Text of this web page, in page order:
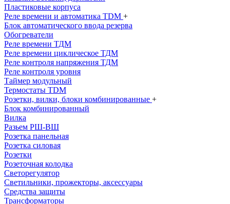
Пластиковые корпуса
Реле времени и автоматика TDM +
Блок автоматического ввода резерва
Обогреватели
Реле времени ТДМ
Реле времени циклическое ТДМ
Реле контроля напряжения ТДМ
Реле контроля уровня
Таймер модульный
Термостаты TDM
Розетки, вилки, блоки комбинированные +
Блок комбинированный
Вилка
Разьем РШ-ВШ
Розетка панельная
Розетка силовая
Розетки
Розеточная колодка
Светорегулятор
Светильники, прожекторы, аксессуары
Средства защиты
Трансформаторы